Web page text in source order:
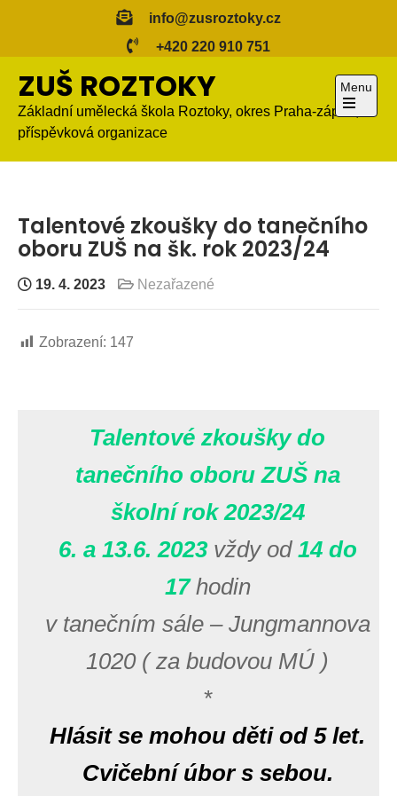
info@zusroztoky.cz
+420 220 910 751
ZUŠ ROZTOKY
Základní umělecká škola Roztoky, okres Praha-západ,
příspěvková organizace
Menu
Open
menu
Talentové zkoušky do tanečního
oboru ZUŠ na šk. rok 2023/24
19. 4. 2023 Nezařazené
Zobrazení: 147
Talentové zkoušky do
tanečního oboru ZUŠ na
školní rok 2023/24
6. a 13.6. 2023vždy od 14 do
17hodin
v tanečním sále – Jungmannova
1020 ( za budovou MÚ )
*
Hlásit se mohou děti od 5 let.
Cvičební úbor s sebou.